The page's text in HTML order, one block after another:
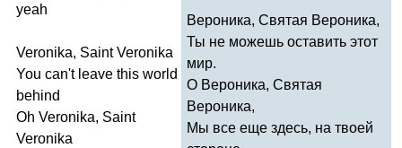
yeah
Veronika, Saint Veronika
You can't leave this world
behind
Oh Veronika, Saint
Veronika
Вероника, Святая Вероника,
Ты не можешь оставить этот
мир.
О Вероника, Святая
Вероника,
Мы все еще здесь, на твоей